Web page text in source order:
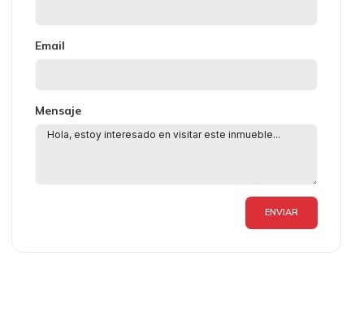
Email
Mensaje
ENVIAR